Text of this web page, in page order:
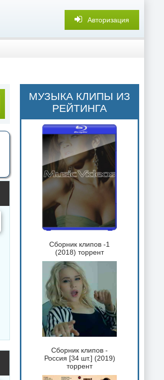
Авторизация
МУЗЫКА КЛИПЫ ИЗ
РЕЙТИНГА
Сборник клипов -1
(2018) торрент
Сборник клипов -
Россия [34 шт.] (2019)
торрент